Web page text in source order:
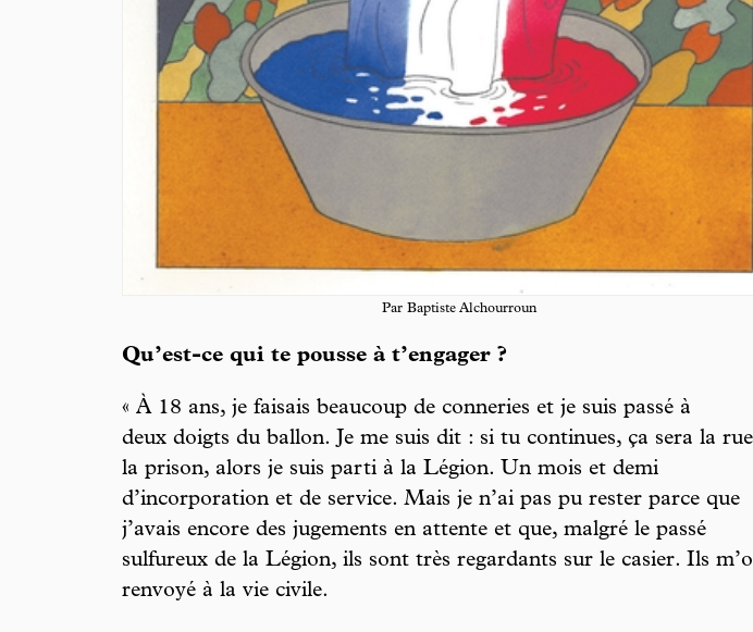
Par Baptiste Alchourroun
Qu’est-ce qui te pousse à t’engager ?
« À 18 ans, je faisais beaucoup de conneries et je suis passé à
deux doigts du ballon. Je me suis dit : si tu continues, ça sera la
la prison, alors je suis parti à la Légion. Un mois et demi
d’incorporation et de service. Mais je n’ai pas pu rester parce que
j’avais encore des jugements en attente et que, malgré le passé
sulfureux de la Légion, ils sont très regardants sur le casier. Ils
renvoyé à la vie civile.